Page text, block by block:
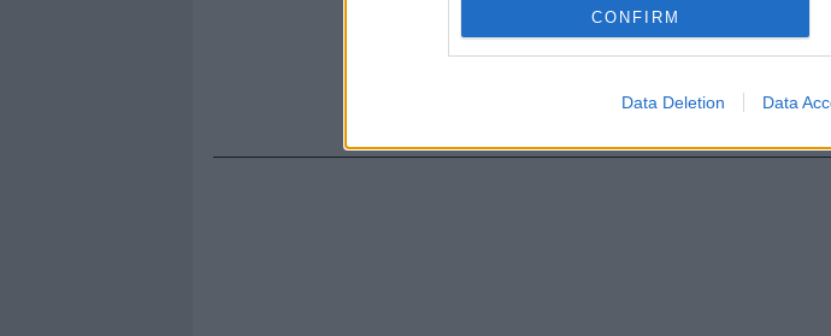
CONFIRM
Data Deletion Data